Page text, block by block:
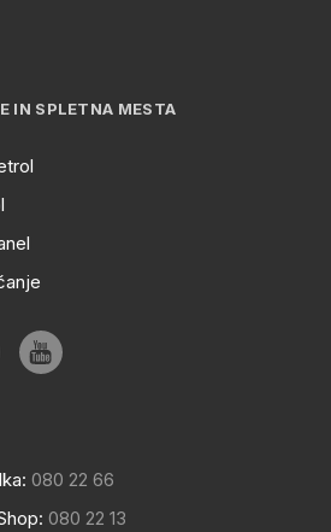
IN SPLETNA MESTA
080 22 66
080 22 13